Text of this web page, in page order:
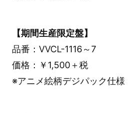
【期間生産限定盤】
品番：VVCL-1116～7
価格：￥1,500＋税
※アニメ絵柄デジパック仕様